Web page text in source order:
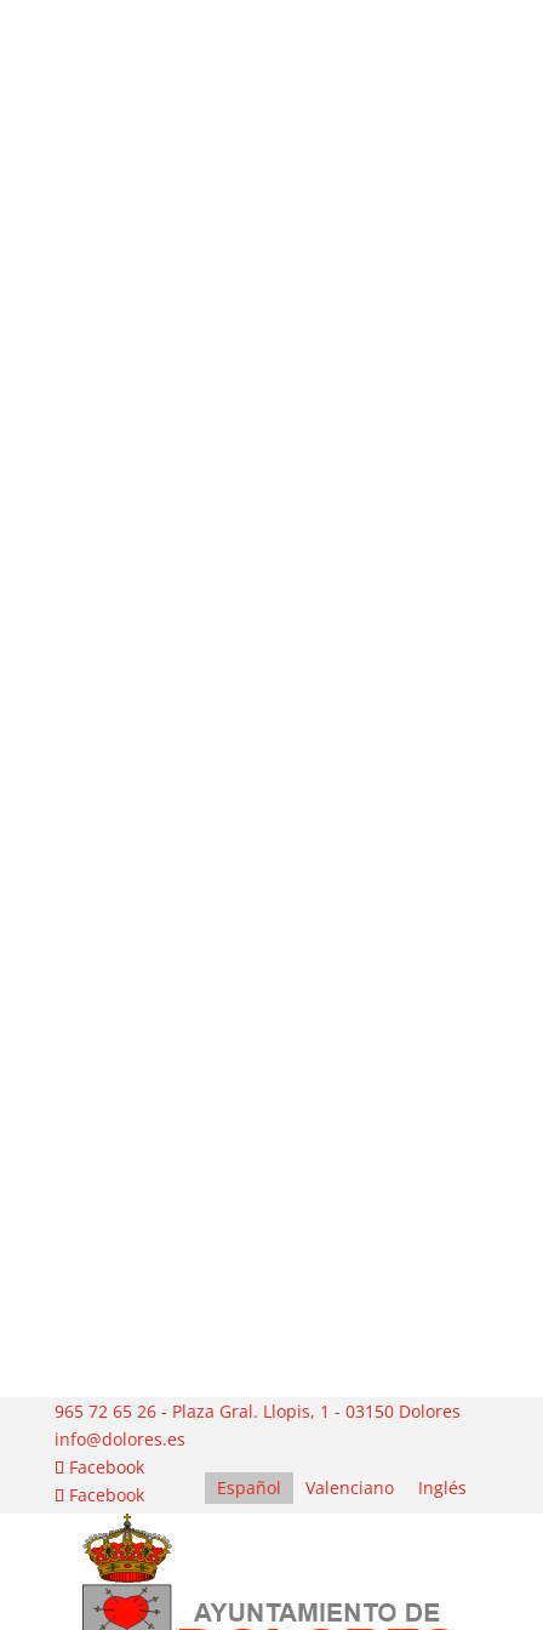
965 72 65 26 - Plaza Gral. Llopis, 1 - 03150 Dolores
info@dolores.es
Facebook
Español
Valenciano Inglés
Facebook